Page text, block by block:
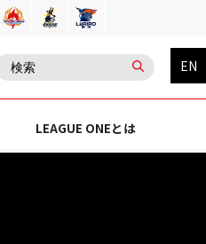
EN
LEAGUE ONEとは